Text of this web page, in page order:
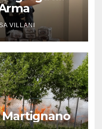
VILLANI
Martignano